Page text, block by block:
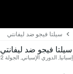
سيلتا فيجو ضد ليفانتي
سيلتا فيجو ضد ليفانتي
إسبانيا, الدوري الإسباني, الجولة 12